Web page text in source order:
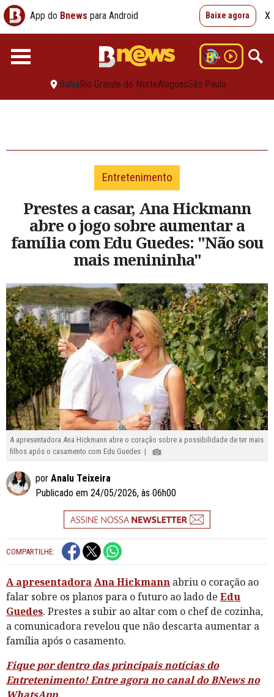
App do Bnews para Android Baixe agora X
BahiaRio Grande do NorteAlagoasSão Paulo
Entretenimento
Prestes a casar, Ana Hickmann
abre o jogo sobre aumentar a
família com Edu Guedes: "Não sou
mais menininha"
A apresentadora Ana Hickmann abre o coração sobre a possibilidade de ter mais
filhos após o casamento com Edu Guedes |
por Analu Teixeira
Publicado em 24/05/2026, às 06h00
COMPARTILHE:
A apresentadoraAna Hickmann abriu o coração ao
falar sobre os planos para o futuro ao lado de Edu
Guedes. Prestes a subir ao altar com o chef de cozinha,
a comunicadora revelou que não descarta aumentar a
família após o casamento.
Fique por dentro das principais notícias do
Entretenimento! Entre agora no canal do BNews no